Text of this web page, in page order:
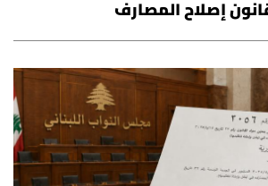
إصلاح المصارف